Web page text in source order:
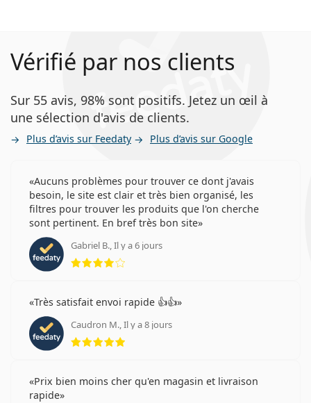
Vérifié par nos clients
Sur 55 avis, 98% sont positifs. Jetez un œil à
une sélection d'avis de clients.
Plus d’avis sur Feedaty Plus d’avis sur Google
Aucuns problèmes pour trouver ce dont j'avais
besoin, le site est clair et très bien organisé, les
filtres pour trouver les produits que l'on cherche
sont pertinent. En bref très bon site
Gabriel B., Il y a 6 jours
évaluation 4 sur 5
Très satisfait envoi rapide 👍👍
Caudron M., Il y a 8 jours
évaluation 5 sur 5
Prix bien moins cher qu'en magasin et livraison
rapide